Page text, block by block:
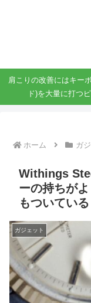
肩こりの改善にはキー
ド)を大量に打つ
ホーム ガ
Withings
ーの持ちが
もついている
ガジェット